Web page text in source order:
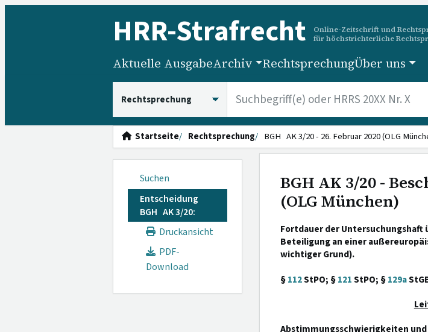
HRR-Strafrecht
Online-Zeitschrift und
für höchstrichterliche
Aktuelle AusgabeArchiv RechtsprechungÜber uns
Startseite Rechtsprechung BGH AK 3/20 - 26. Februar 2020 (OLG
Suchen
Entscheidung
BGH AK 3/20:
Druckansicht
PDF-
Download
BGH AK 3/20 -
(OLG München)
Fortdauer der Untersuchungshaft
Beteiligung an einer
wichtiger Grund).
§112StPO; §121StPO; §129a
Abstimmungsschwierigkeiten und